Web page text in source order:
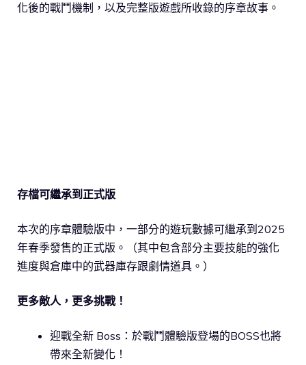
化後的戰鬥機制，以及完整版遊戲所收錄的序章故事。
存檔可繼承到正式版
本次的序章體驗版中，一部分的遊玩數據可繼承到2025
年春季發售的正式版。（其中包含部分主要技能的強化
進度與倉庫中的武器庫存跟劇情道具。）
更多敵人，更多挑戰！
迎戰全新 Boss：於戰鬥體驗版登場的BOSS也將
帶來全新變化！